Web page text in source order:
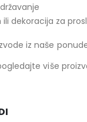
dekoracija za
iz naše
više